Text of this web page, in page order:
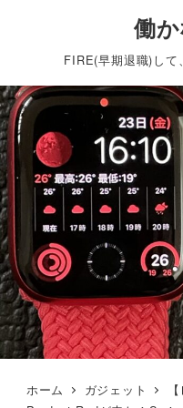
働
FIRE(早期退職)して
ホーム ガジェット